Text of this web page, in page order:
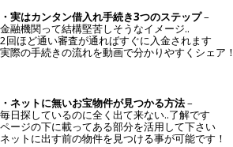
・実はカンタン借入れ手続き3つのステップ–
金融機関って結構堅苦しそうなイメージ..
2回ほど通い審査が通ればすぐに入金されます
実際の手続きの流れを動画で分かりやすくシェア！
・ネットに無いお宝物件が見つかる方法–
毎日探しているのに全く出て来ない..了解です
ページの下に載ってある部分を活用して下さい
ネットに出す前の物件を見つける事が可能です！